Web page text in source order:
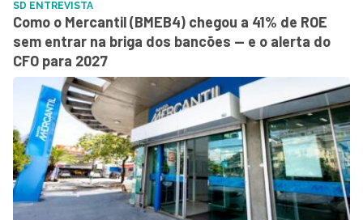
SD ENTREVISTA
Como o Mercantil (BMEB4) chegou a 41% de ROE
sem entrar na briga dos bancões — e o alerta do
CFO para 2027